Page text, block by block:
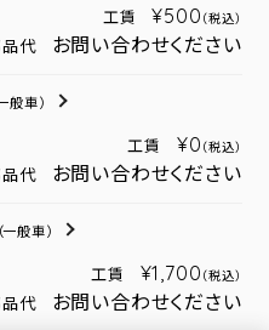
工賃 ¥500 （税込）
代 お問い合わせください
一般車）
工賃 ¥0 （税込）
代 お問い合わせください
（一般車）
工賃 ¥1,700 （税込）
代 お問い合わせください